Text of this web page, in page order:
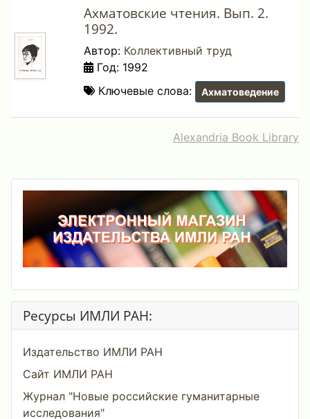
Ахматовские чтения. Вып. 2.
1992.
Автор: Коллективный труд
Год: 1992
Ключевые слова:
Ахматоведение
Alexandria Book Library
Ресурсы ИМЛИ РАН:
Издательство ИМЛИ РАН
Сайт ИМЛИ РАН
Журнал "Новые российские гуманитарные
исследования"